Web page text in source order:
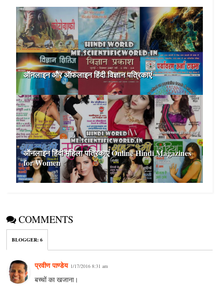
ऑनलाइन और ऑफलाइन हिंदी विज्ञान पत्रिकाएं
ऑनलाइन हिंदी महिला पत्रिकाएं Online Hindi Magazines
for Women
COMMENTS
BLOGGER:6
प्रवीण पाण्डेय 1/17/2016 8:31 am
बच्चों का खजाना।